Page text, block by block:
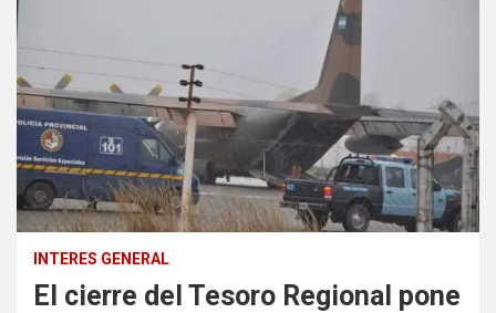
INTERES GENERAL
El cierre del Tesoro Regional pone